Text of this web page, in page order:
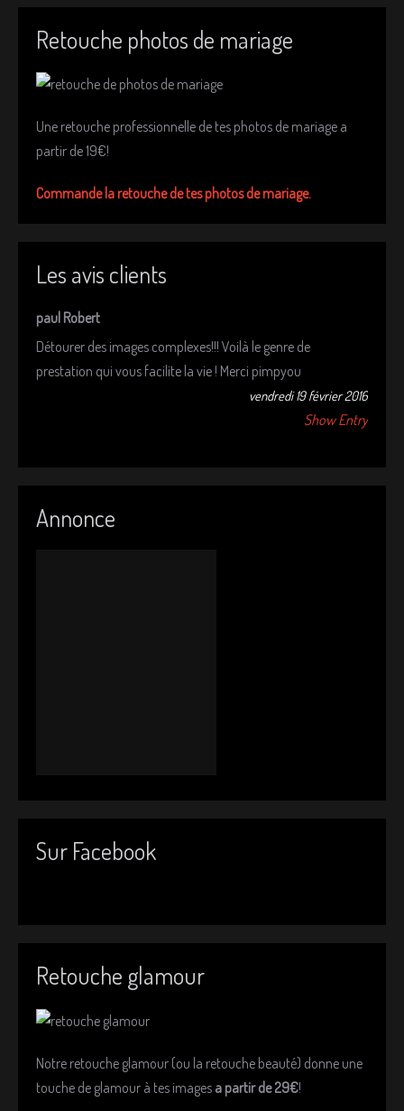
Retouche photos de mariage
Une retouche professionnelle de tes photos de mariage a
partir de 19€!
Commande la retouche de tes photos de mariage.
Les avis clients
paul Robert
Détourer des images complexes!!! Voilà le genre de
prestation qui vous facilite la vie ! Merci pimpyou
vendredi 19 février 2016
Show Entry
Annonce
Sur Facebook
Retouche glamour
Notre retouche glamour (ou la retouche beauté) donne une
touche de glamour à tes images a partir de 29€!